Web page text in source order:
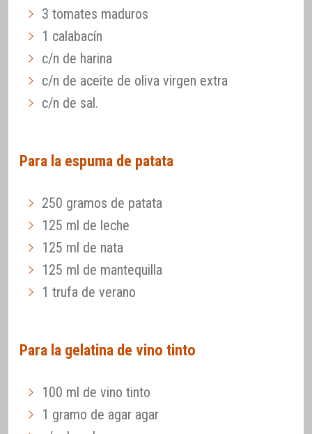
3 tomates maduros
1 calabacín
c/n de harina
c/n de aceite de oliva virgen extra
c/n de sal.
Para la espuma de patata
250 gramos de patata
125 ml de leche
125 ml de nata
125 ml de mantequilla
1 trufa de verano
Para la gelatina de vino tinto
100 ml de vino tinto
1 gramo de agar agar